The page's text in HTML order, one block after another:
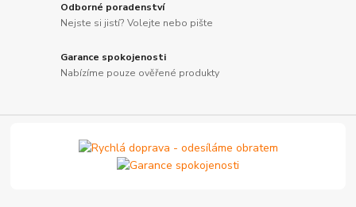
Odborné poradenství
Nejste si jistí? Volejte nebo pište
Garance spokojenosti
Nabízíme pouze ověřené produkty